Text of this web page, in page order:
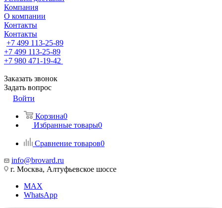
Компания
О компании
Контакты
Контакты
+7 499 113-25-89
+7 499 113-25-89
+7 980 471-19-42
Заказать звонок
Задать вопрос
Войти
Корзина0
Избранные товары0
Сравнение товаров0
info@brovard.ru
г. Москва, Алтуфьевское шоссе
MAX
WhatsApp